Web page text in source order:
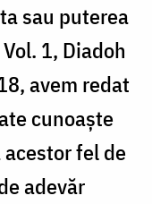
sau puterea
Vol. 1, Diadoh
avem redat
cunoaște
fel de
adevăr